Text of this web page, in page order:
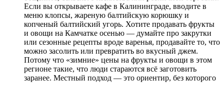
Если вы открываете кафе в Калининграде, вводите в
меню клопсы, жареную балтийскую корюшку и
копченый балтийский угорь. Хотите продавать фрукты
и овощи на Камчатке осенью — думайте про закрутки
или сезонные рецепты вроде варенья, продавайте то, что
можно засолить или превратить во вкусный джем.
Потому что «зимние» цены на фрукты и овощи в этом
регионе такие, что люди стараются всё заготовить
заранее. Местный подход — это ориентир, без которого